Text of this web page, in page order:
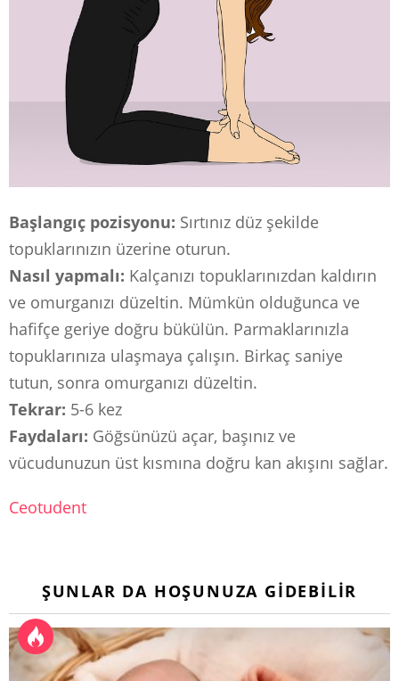
Başlangıç ​​pozisyonu: Sırtınız düz şekilde
topuklarınızın üzerine oturun.
Nasıl yapmalı: Kalçanızı topuklarınızdan kaldırın
ve omurganızı düzeltin. Mümkün olduğunca ve
hafifçe geriye doğru bükülün. Parmaklarınızla
topuklarınıza ulaşmaya çalışın. Birkaç saniye
tutun, sonra omurganızı düzeltin.
Tekrar: 5-6 kez
Faydaları: Göğsünüzü açar, başınız ve
vücudunuzun üst kısmına doğru kan akışını sağlar.
Ceotudent
ŞUNLAR DA HOŞUNUZA GIDEBILIR